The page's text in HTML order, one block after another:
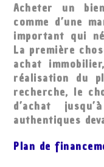
Acheter un
comme d’une
important qui
La première
achat
réalisation du
recherche, le
d’achat
authentiques
Plan de